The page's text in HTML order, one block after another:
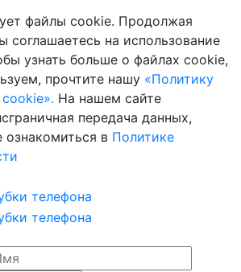
файлы cookie. Продолжая
соглашаетесь на использование
узнать больше о файлах cookie,
прочтите нашу «Политику
На нашем сайте
передача данных,
в Политике